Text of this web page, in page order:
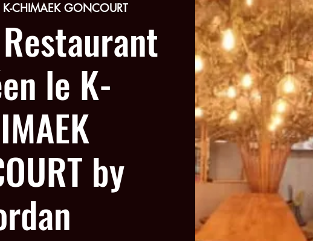
K-CHIMAEK GONCOURT
Restaurant
le K-
by